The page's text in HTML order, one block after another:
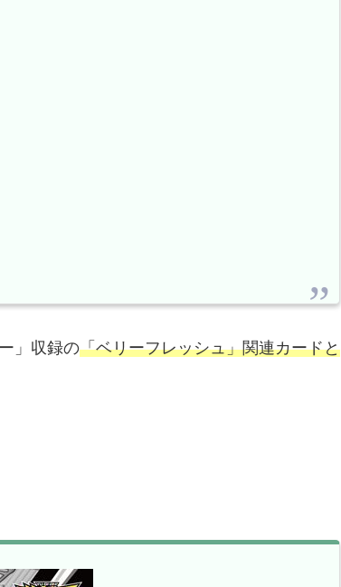
」収録の「ベリーフレッシュ」関連カードと